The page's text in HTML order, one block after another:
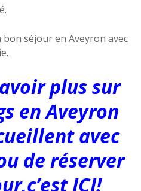
séjour en Aveyron avec
plus sur
en Aveyron
avec
de réserver
ICI!